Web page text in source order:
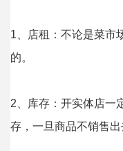
1、店租：不论是菜市
的。
2、库存：开实体店一
存，一旦商品不销售出